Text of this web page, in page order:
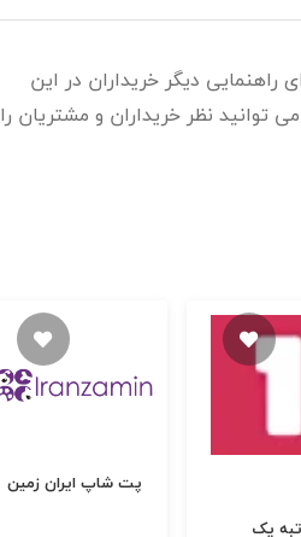
راهنمایی دیگر خریداران در این
نظر خریداران و مشتریان را
پت شاپ ایران زمین
یک